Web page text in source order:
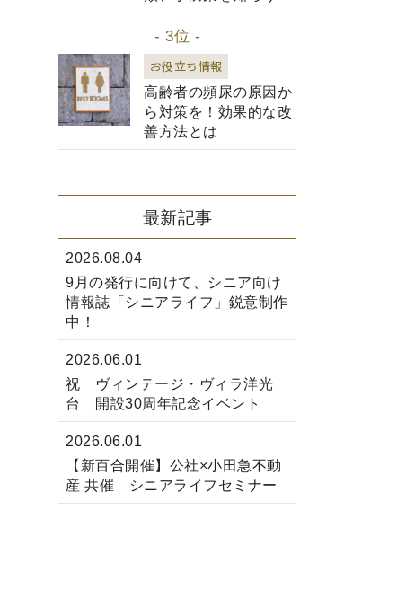
- 3位 -
お役立ち情報
高齢者の頻尿の原因か
ら対策を！効果的な改
善方法とは
最新記事
2026.08.04
9月の発行に向けて、シニア向け
情報誌「シニアライフ」鋭意制作
中！
2026.06.01
祝 ヴィンテージ・ヴィラ洋光
台 開設30周年記念イベント
2026.06.01
【新百合開催】公社×小田急不動
産 共催 シニアライフセミナー